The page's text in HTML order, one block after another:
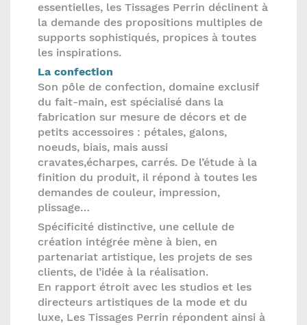
essentielles, les Tissages Perrin déclinent à
la demande des propositions multiples de
supports sophistiqués, propices à toutes
les inspirations.
La confection
Son pôle de confection, domaine exclusif
du fait-main, est spécialisé dans la
fabrication sur mesure de décors et de
petits accessoires : pétales, galons,
noeuds, biais, mais aussi
cravates,écharpes, carrés. De l’étude à la
finition du produit, il répond à toutes les
demandes de couleur, impression,
plissage…
Spécificité distinctive, une cellule de
création intégrée mène à bien, en
partenariat artistique, les projets de ses
clients, de l’idée à la réalisation.
En rapport étroit avec les studios et les
directeurs artistiques de la mode et du
luxe, Les Tissages Perrin répondent ainsi à